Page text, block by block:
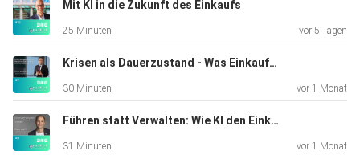
technologische und Prozessinnovationen interessant sind
und welche
Stolpersteine es gibt. • Transparenz entlang der
Lieferkette: Wie
Anforderungen abbilden
und Entscheidungen erleichtern. • Ausblick auf die Zukunft:
Mit KI in die Zukunft des Einkaufs
25 Minuten vor 5 Tagen
Krisen als Dauerzustand - Was Einkauf und Supply Chains jetzt brauchen
30 Minuten vor 1 Monat
Führen statt Verwalten: Wie KI den Einkauf verändert
31 Minuten vor 1 Monat